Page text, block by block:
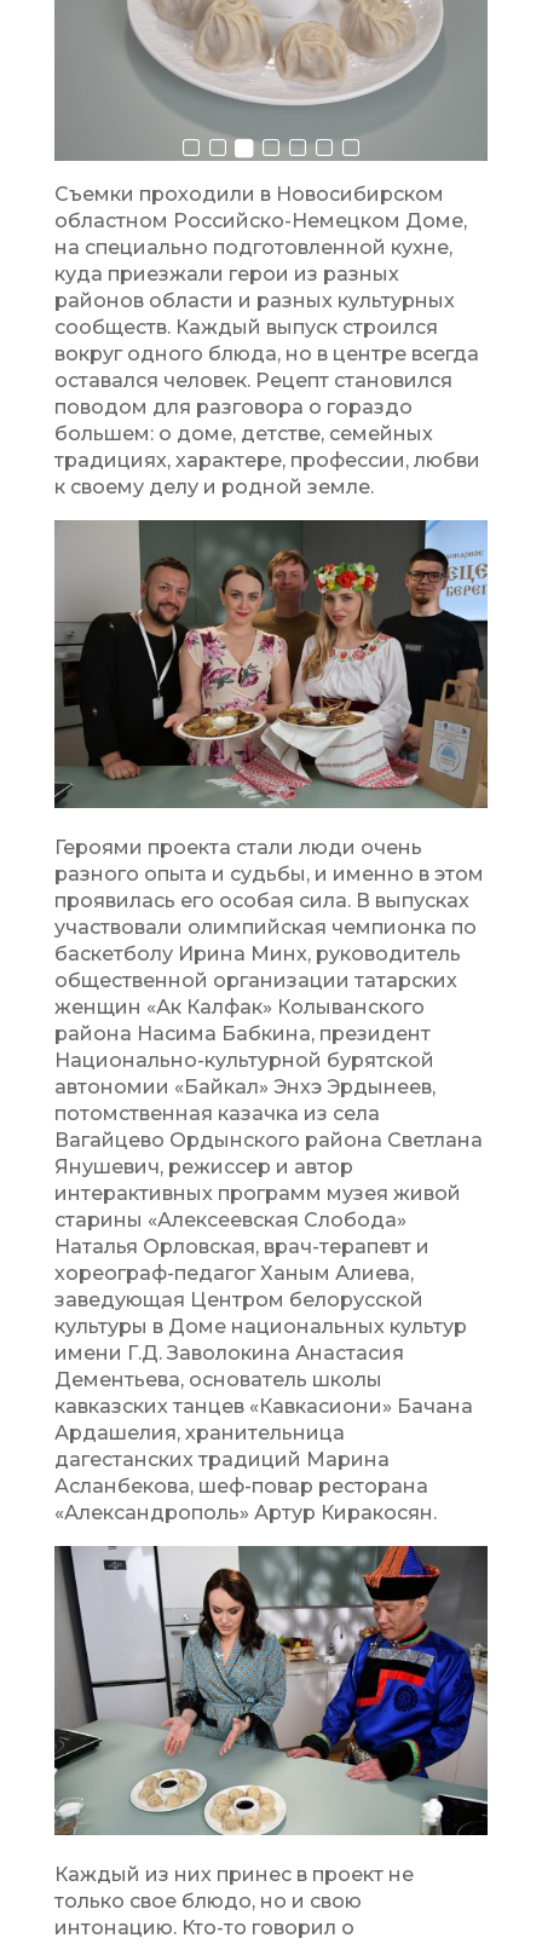
Съемки проходили в Новосибирском
областном Российско-Немецком Доме,
на специально подготовленной кухне,
куда приезжали герои из разных
районов области и разных культурных
сообществ. Каждый выпуск строился
вокруг одного блюда, но в центре всегда
оставался человек. Рецепт становился
поводом для разговора о гораздо
большем: о доме, детстве, семейных
традициях, характере, профессии, любви
к своему делу и родной земле.
Героями проекта стали люди очень
разного опыта и судьбы, и именно в этом
проявилась его особая сила. В выпусках
участвовали олимпийская чемпионка по
баскетболу Ирина Минх, руководитель
общественной организации татарских
женщин «Ак Калфак» Колыванского
района Насима Бабкина, президент
Национально-культурной бурятской
автономии «Байкал» Энхэ Эрдынеев,
потомственная казачка из села
Вагайцево Ордынского района Светлана
Янушевич, режиссер и автор
интерактивных программ музея живой
старины «Алексеевская Слобода»
Наталья Орловская, врач-терапевт и
хореограф-педагог Ханым Алиева,
заведующая Центром белорусской
культуры в Доме национальных культур
имени Г.Д. Заволокина Анастасия
Дементьева, основатель школы
кавказских танцев «Кавкасиони» Бачана
Ардашелия, хранительница
дагестанских традиций Марина
Асланбекова, шеф-повар ресторана
«Александрополь» Артур Киракосян.
Каждый из них принес в проект не
только свое блюдо, но и свою
интонацию. Кто-то говорил о